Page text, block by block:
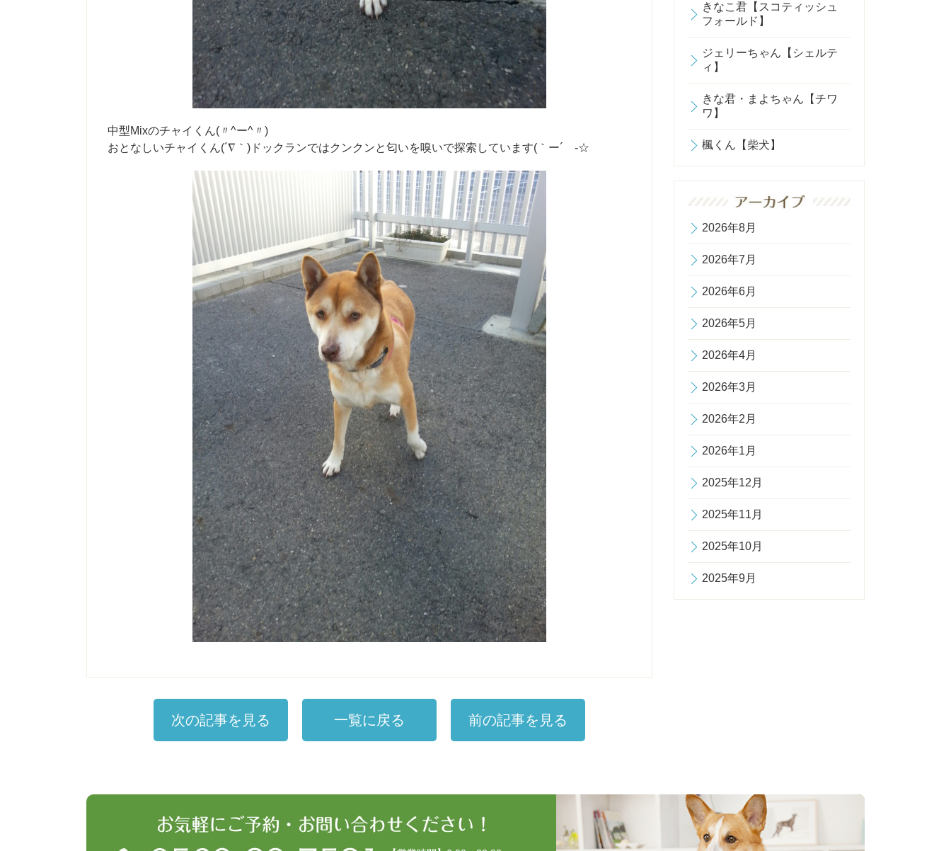
中型Mixのチャイくん(〃^ー^〃)
おとなしいチャイくん(´∇｀)ドックランではクンクンと匂いを嗅いで探索しています(｀ー´ゞ-☆
次の記事を見る 一覧に戻る 前の記事を見る
きなこ君【スコティッシュ
フォールド】
ジェリーちゃん【シェルテ
ィ】
きな君・まよちゃん【チワ
ワ】
楓くん【柴犬】
2026年8月
2026年7月
2026年6月
2026年5月
2026年4月
2026年3月
2026年2月
2026年1月
2025年12月
2025年11月
2025年10月
2025年9月